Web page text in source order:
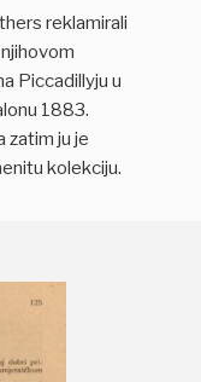
reklamirali
Piccadillyju u
1883.
zatim ju je
kolekciju.